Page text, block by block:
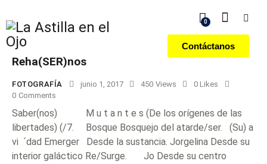
0
Contáctanos
Reha(SER)nos
FOTOGRAFÍA junio 1, 2017 450 Views 0 Likes
0 Comments
Saber(nos) M u t a n t e s (De los orígenes de las
libertades) (/7. Bosque Bosquejo del atarde/ser. (Su) a
vi ´dad Emerger Desde la sustancia. Jorgelina Desde su
interior galáctico Re/Surge. Jo Desde su centro